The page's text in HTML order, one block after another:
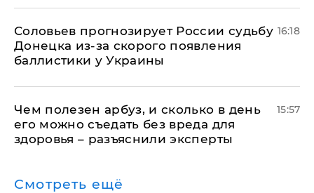
Соловьев прогнозирует России судьбу
Донецка из-за скорого появления
баллистики у Украины
16:18
Чем полезен арбуз, и сколько в день
его можно съедать без вреда для
здоровья – разъяснили эксперты
15:57
Смотреть ещё